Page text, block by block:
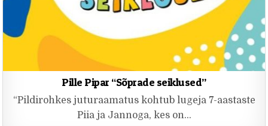
Pille Pipar “Sõprade seiklused”
“Pildirohkes juturaamatus kohtub lugeja 7-aastaste
Piia ja Jannoga, kes on…